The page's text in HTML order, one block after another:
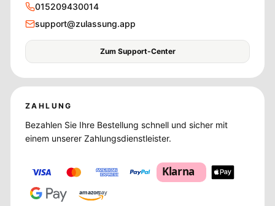
015209430014
support@zulassung.app
Zum Support-Center
ZAHLUNG
Bezahlen Sie Ihre Bestellung schnell und sicher mit
einem unserer Zahlungsdienstleister.
Klarna
amazonpay